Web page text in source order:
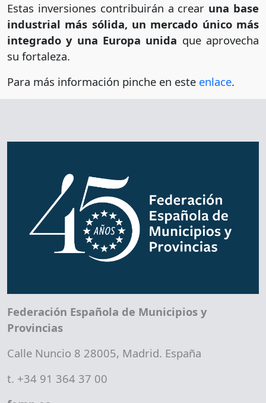
Estas inversiones contribuirán a crear una base
industrial más sólida, un mercado único más
integrado y una Europa unida que aprovecha
su fortaleza.
Para más información pinche en este enlace.
Federación Española de Municipios y
Provincias
Calle Nuncio 8 28005, Madrid. España
t. +34 91 364 37 00